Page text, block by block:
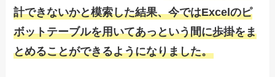
計できないかと模索した結果、今ではExcelのピ
ボットテーブルを用いてあっという間に歩掛をま
とめることができるようになりました。